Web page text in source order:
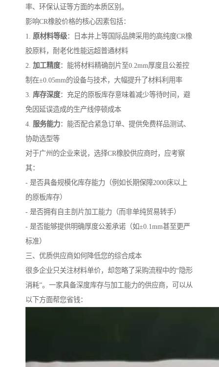
率、环保认证等方面的本质区别。
影响CR橡胶价格的核心因素包括：
1. 原材料等级：日本井上等国际品牌采用的高纯度CR橡
胶原料，耐老化性能远超普通材料
2. 加工精度：能将材料精确剖片至0.2mm厚度且公差控
制在±0.05mm的设备与技术，大幅提升了材料利用率
3. 库存深度：充足的原板库存意味着减少等待时间，避
免因延误造成的生产线停顿成本
4. 服务能力：能否配合紧急订单、提供免费样品测试、
协助选型等
对于广州的企业来说，选择CR橡胶供应商时，应考察
其：
- 是否具备规模化库存能力（例如长期保障2000床以上
的原板库存）
- 是否拥有自主剖片加工能力（而非单纯贸易转手）
- 是否能够提供明确厚度公差承诺（如±0.1mm甚至更严
标准）
三、优质供应商如何降低您的综合成本
很多企业只关注材料单价，却忽略了采购流程中的“隐形
消耗”。一家具备深度库存与加工能力的供应商，可以从
以下方面帮您省钱：